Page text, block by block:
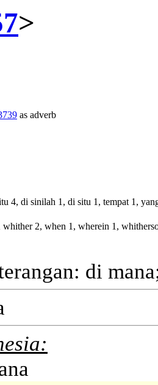
>
as adverb
4, di sinilah 1, di situ 1, tempat 1,
whither 2, when 1, wherein 1,
di